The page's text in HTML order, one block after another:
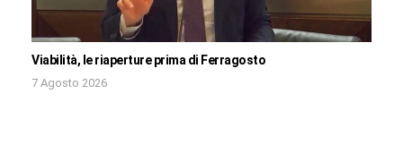
Viabilità, le riaperture prima di Ferragosto
7 Agosto 2026